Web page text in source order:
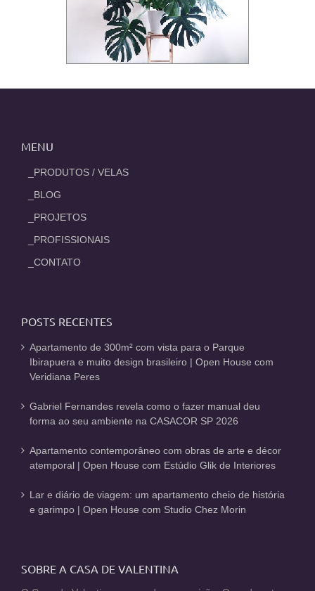
MENU
_PRODUTOS / VELAS
_BLOG
_PROJETOS
_PROFISSIONAIS
_CONTATO
POSTS RECENTES
Apartamento de 300m² com vista para o Parque
Ibirapuera e muito design brasileiro | Open House com
Veridiana Peres
Gabriel Fernandes revela como o fazer manual deu
forma ao seu ambiente na CASACOR SP 2026
Apartamento contemporâneo com obras de arte e décor
atemporal | Open House com Estúdio Glik de Interiores
Lar e diário de viagem: um apartamento cheio de história
e garimpo | Open House com Studio Chez Morin
SOBRE A CASA DE VALENTINA